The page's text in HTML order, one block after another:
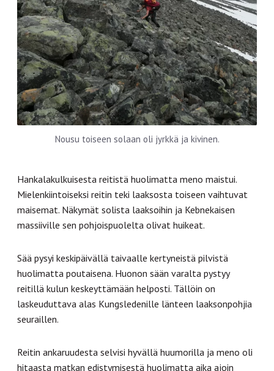
Nousu toiseen solaan oli jyrkkä ja kivinen.
Hankalakulkuisesta reitistä huolimatta meno maistui.
Mielenkiintoiseksi reitin teki laaksosta toiseen vaihtuvat
maisemat. Näkymät solista laaksoihin ja Kebnekaisen
massiiville sen pohjoispuolelta olivat huikeat.
Sää pysyi keskipäivällä taivaalle kertyneistä pilvistä
huolimatta poutaisena. Huonon sään varalta pystyy
reitillä kulun keskeyttämään helposti. Tällöin on
laskeuduttava alas Kungsledenille länteen laaksonpohjia
seuraillen.
Reitin ankaruudesta selvisi hyvällä huumorilla ja meno oli
hitaasta matkan edistymisestä huolimatta aika ajoin